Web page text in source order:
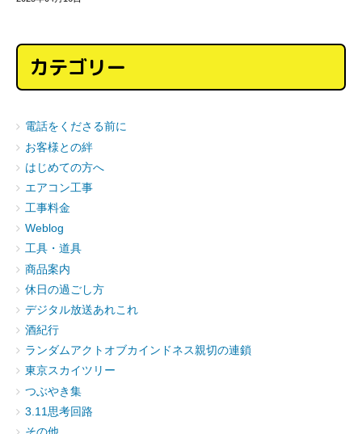
カテゴリー
電話をくださる前に
お客様との絆
はじめての方へ
エアコン工事
工事料金
Weblog
工具・道具
商品案内
休日の過ごし方
デジタル放送あれこれ
酒紀行
ランダムアクトオブカインドネス親切の連鎖
東京スカイツリー
つぶやき集
3.11思考回路